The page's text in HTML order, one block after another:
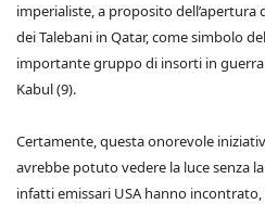
imperialiste, a proposito
dei Talebani in Qatar, come simbolo
importante gruppo di insorti in guerra
Kabul (9).
Certamente, questa onorevole
avrebbe potuto vedere la luce senza
infatti emissari USA hanno incontrato,